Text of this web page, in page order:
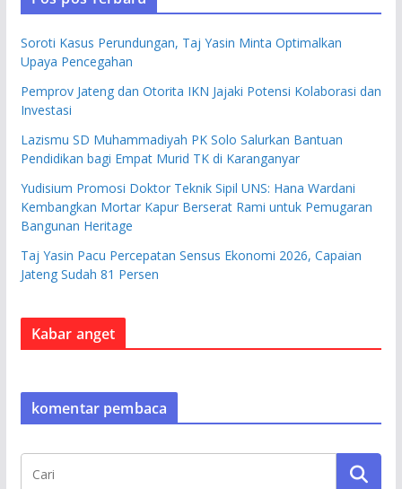
Soroti Kasus Perundungan, Taj Yasin Minta Optimalkan
Upaya Pencegahan
Pemprov Jateng dan Otorita IKN Jajaki Potensi Kolaborasi dan
Investasi
Lazismu SD Muhammadiyah PK Solo Salurkan Bantuan
Pendidikan bagi Empat Murid TK di Karanganyar
Yudisium Promosi Doktor Teknik Sipil UNS: Hana Wardani
Kembangkan Mortar Kapur Berserat Rami untuk Pemugaran
Bangunan Heritage
Taj Yasin Pacu Percepatan Sensus Ekonomi 2026, Capaian
Jateng Sudah 81 Persen
Kabar anget
komentar pembaca